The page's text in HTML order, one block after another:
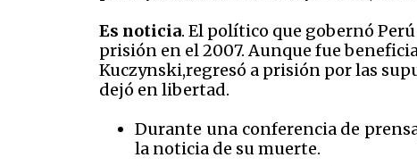
Es noticia. El político que gobernó
prisión en el 2007. Aunque fue
Kuczynski,regresó a prisión por las
dejó en libertad.
Durante una conferencia de
la noticia de su muerte.